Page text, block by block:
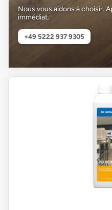
Nous vous aidons à choisir.
immédiat.
+49 5222 937 9305